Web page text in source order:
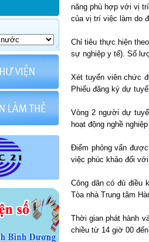
năng phù hợp với vị
của vị trí việc làm do
Chỉ tiêu thực hiện
sự nghiệp y tế). Số
Xét tuyển viên chức
Phiếu đăng ký dự
Vòng 2 người dự
hoạt động nghề
Điểm phỏng vấn
việc phúc khảo đối
Công dân có đủ điều
Tòa nhà Trung tâm
Thời gian phát hành
chiều từ 14 giờ 00